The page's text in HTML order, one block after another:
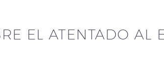
EL ATENTADO AL